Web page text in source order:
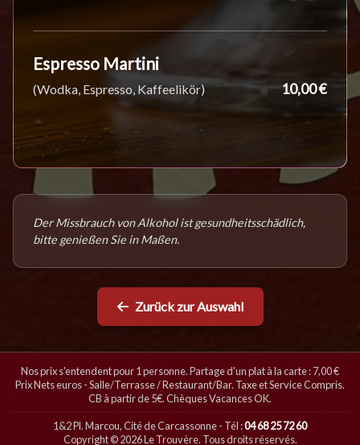
Espresso Martini
(Wodka, Espresso, Kaffeelikör) 10,00 €
Der Missbrauch von Alkohol ist gesundheitsschädlich,
bitte genießen Sie in Maßen.
Zurück zur Auswahl
Nos prix s'entendent pour 1 personne. Partage d'un plat à la carte : 7,00 €
Prix Nets euros - Salle/Terrasse / Restaurant/Bar. Taxe et Service Compris.
CB à partir de 5€. Chèques Vacances OK.
1&2 Pl. Marcou, Cité de Carcassonne - Tél :04 68 25 72 60
Copyright © 2026 Le Trouvère. Tous droits réservés.